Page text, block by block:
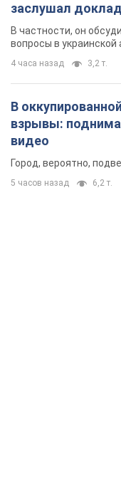
заслушал
новых мерах
В частности, он
вопросы в украинской
4 часа назад 3,2 т.
В
взрывы:
видео
Город, вероятно,
5 часов назад 6,2 т.